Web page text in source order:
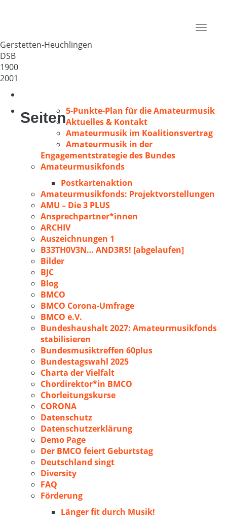
Toggle
Gerstetten-Heuchlingen
DSB
1900
2001
Seiten5-Punkte-Plan für die Amateurmusik
Aktuelles & Kontakt
Amateurmusik im Koalitionsvertrag
Amateurmusik in der
Engagementstrategie des Bundes
Amateurmusikfonds
Postkartenaktion
Amateurmusikfonds: Projektvorstellungen
AMU – Die 3 PLUS
Ansprechpartner*innen
ARCHIV
Auszeichnungen 1
B33TH0V3N… AND3RS! [abgelaufen]
Bilder
BJC
Blog
BMCO
BMCO Corona-Umfrage
BMCO e.V.
Bundeshaushalt 2027: Amateurmusikfonds
stabilisieren
Bundesmusiktreffen 60plus
Bundestagswahl 2025
Charta der Vielfalt
Chordirektor*in BMCO
Chorleitungskurse
CORONA
Datenschutz
Datenschutzerklärung
Demo Page
Der BMCO feiert Geburtstag
Deutschland singt
Diversity
FAQ
Förderung
Länger fit durch Musik!